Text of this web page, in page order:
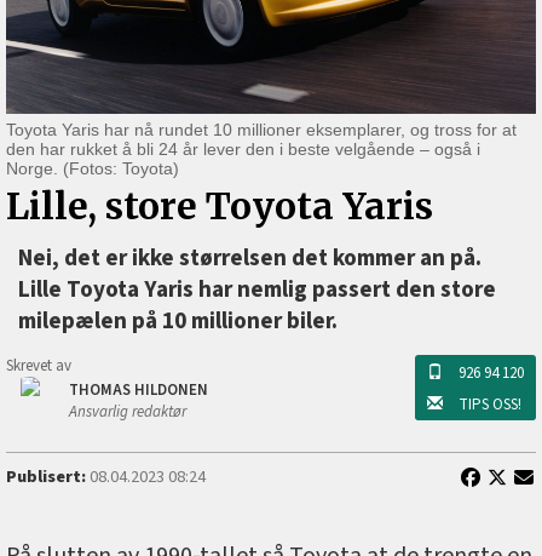
Toyota Yaris har nå rundet 10 millioner eksemplarer, og tross for at
den har rukket å bli 24 år lever den i beste velgående ‒ også i
Norge. (Fotos: Toyota)
Lille, store Toyota Yaris
Nei, det er ikke størrelsen det kommer an på.
Lille Toyota Yaris har nemlig passert den store
milepælen på 10 millioner biler.
Skrevet av
THOMAS HILDONEN
Ansvarlig redaktør
926 94 120
TIPS OSS!
Publisert:08.04.2023 08:24